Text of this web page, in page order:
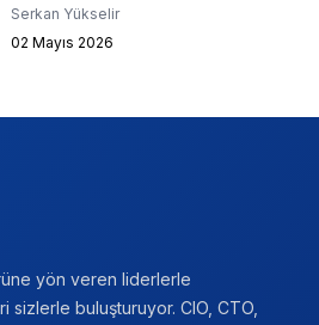
Sağlar?
Serkan Yükselir
02 Mayıs 2026
yön veren liderlerle
buluşturuyor. CIO, CTO,